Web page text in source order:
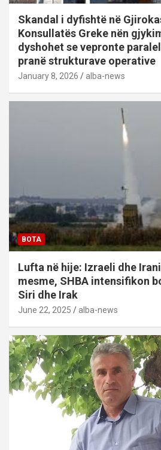
Skandal i dyfishtë në
Konsullatës Greke nën
dyshohet se vepronte
pranë strukturave operative
January 8, 2026 alba-news
BOTA
Lufta në hije: Izraeli dhe
mesme, SHBA intensifikon
Siri dhe Irak
June 22, 2025 alba-news